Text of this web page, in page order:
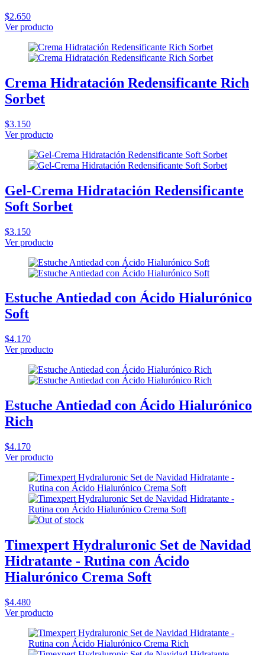
$2.650
Ver producto
Crema Hidratación Redensificante Rich
Sorbet
$3.150
Ver producto
Gel-Crema Hidratación Redensificante
Soft Sorbet
$3.150
Ver producto
Estuche Antiedad con Ácido Hialurónico
Soft
$4.170
Ver producto
Estuche Antiedad con Ácido Hialurónico
Rich
$4.170
Ver producto
Timexpert Hydraluronic Set de Navidad
Hidratante - Rutina con Ácido
Hialurónico Crema Soft
$4.480
Ver producto